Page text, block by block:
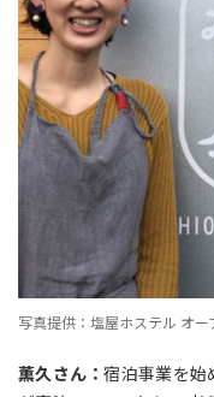
写真提供：塩屋ホステル オ
薫久さん：宿泊事業を始